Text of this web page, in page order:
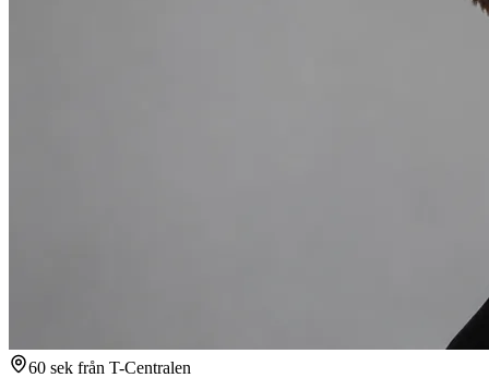
60 sek från T-Centralen